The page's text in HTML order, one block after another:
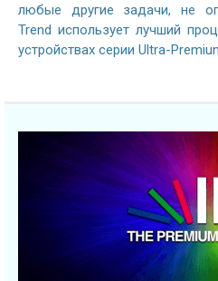
любые другие задачи, не
Trend использует лучший
устройствах серии Ultra-